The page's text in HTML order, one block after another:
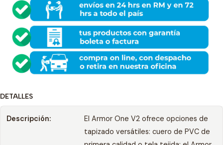
DETALLES
Descripción:
El Armor One V2 ofrece opciones de
tapizado versátiles: cuero de PVC de